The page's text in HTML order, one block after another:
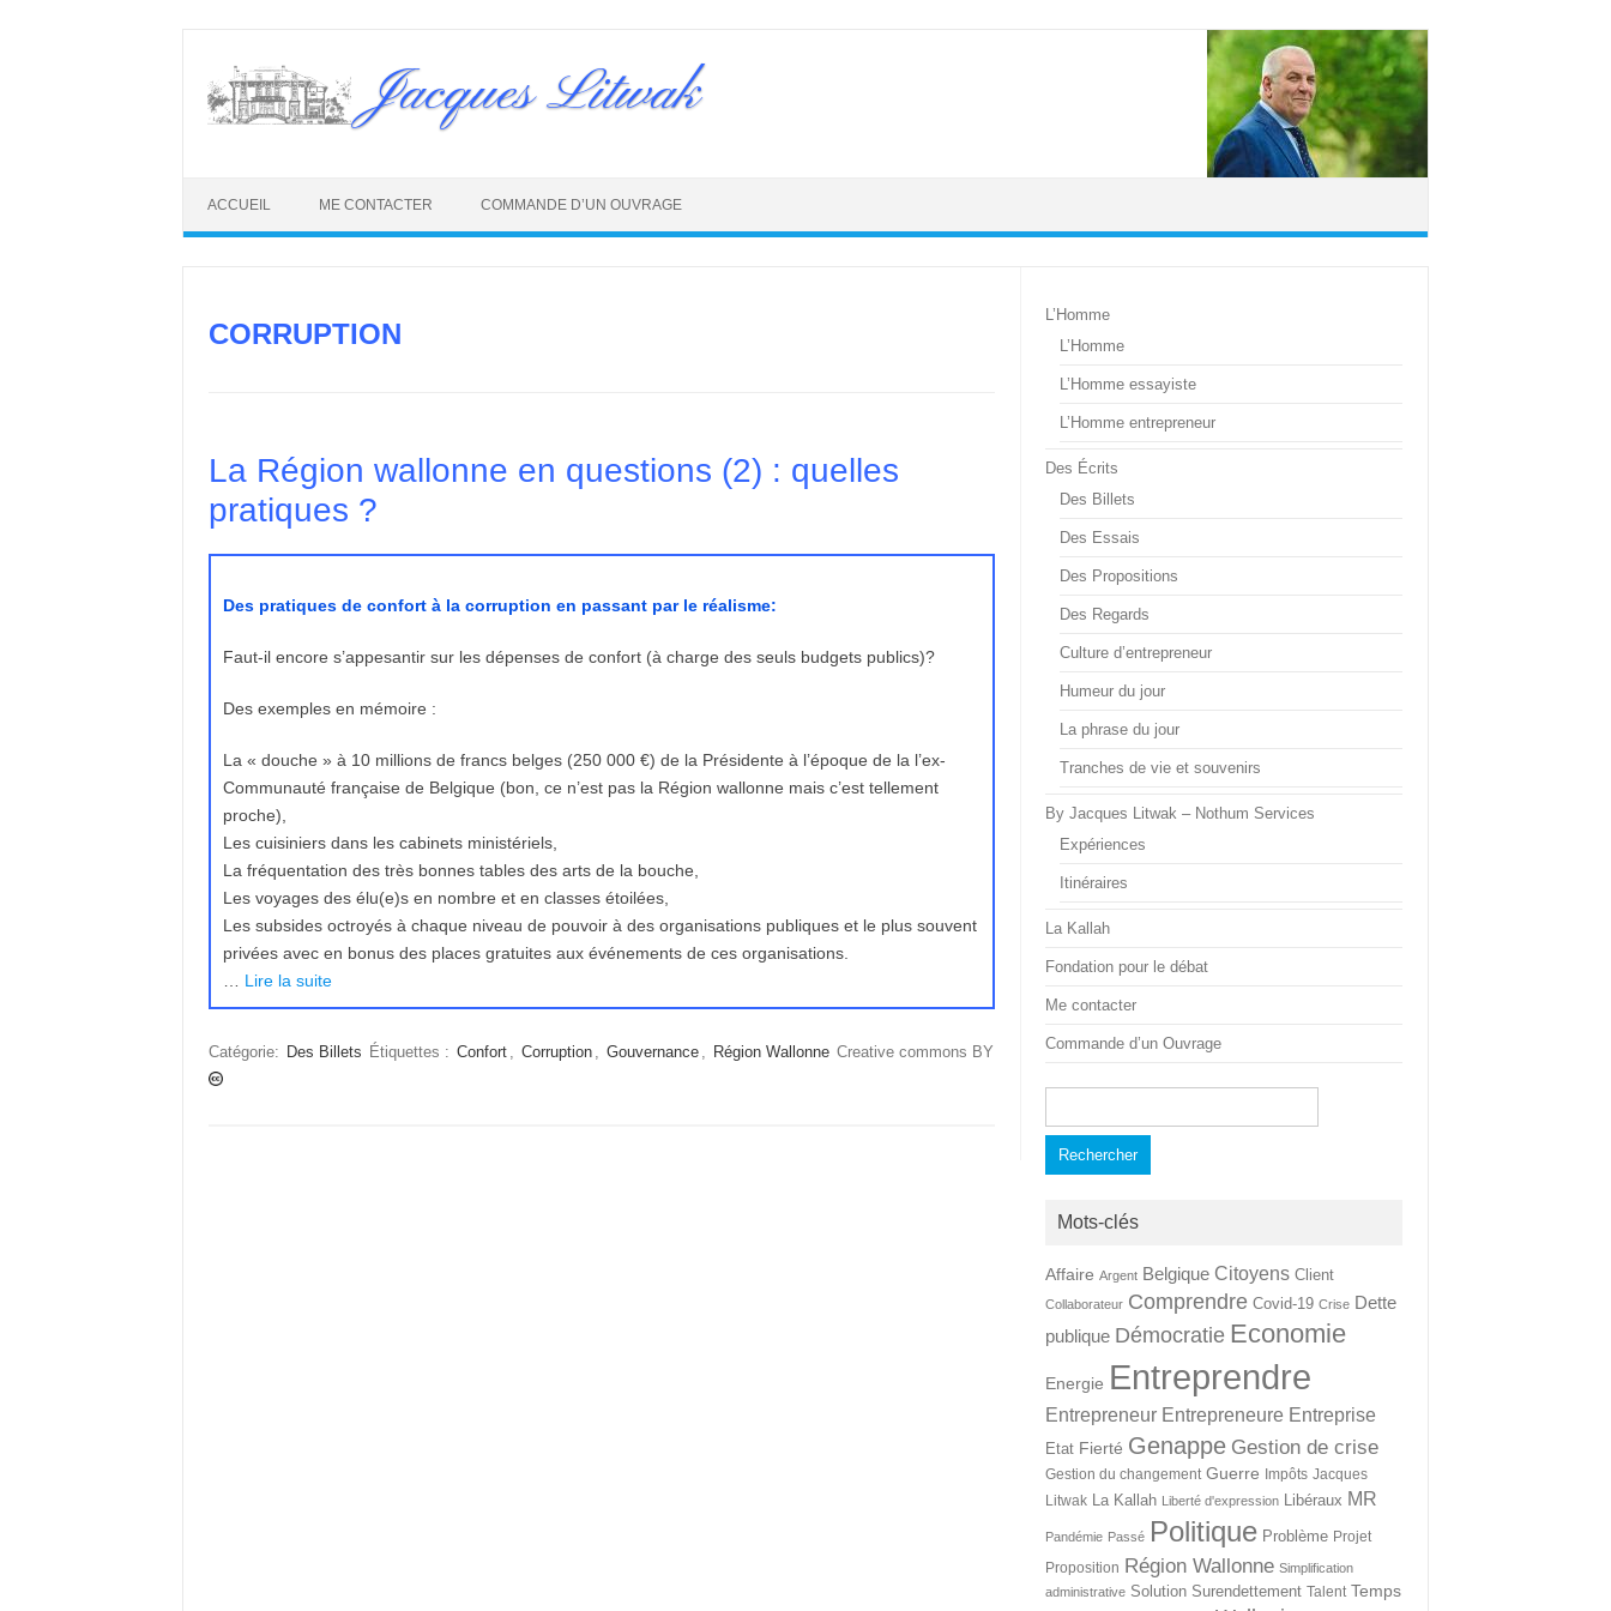
content
Jacques Litwak
ACCUEIL ME CONTACTER COMMANDE D’UN OUVRAGE
CORRUPTION
La Région wallonne en questions (2) : quelles
pratiques ?
Des pratiques de confort à la corruption en passant par le réalisme:
Faut-il encore s’appesantir sur les dépenses de confort (à charge des seuls budgets publics)?
Des exemples en mémoire :
La « douche » à 10 millions de francs belges (250 000 €) de la Présidente à l’époque de la l’ex-
Communauté française de Belgique (bon, ce n’est pas la Région wallonne mais c’est tellement
proche),
Les cuisiniers dans les cabinets ministériels,
La fréquentation des très bonnes tables des arts de la bouche,
Les voyages des élu(e)s en nombre et en classes étoilées,
Les subsides octroyés à chaque niveau de pouvoir à des organisations publiques et le plus souvent
privées avec en bonus des places gratuites aux événements de ces organisations.
Lire la suite
Catégorie: Des Billets Étiquettes : Confort , Corruption , Gouvernance , Région Wallonne Creative commons BY
L’Homme
L’Homme
L’Homme essayiste
L’Homme entrepreneur
Des Écrits
Des Billets
Des Essais
Des Propositions
Des Regards
Culture d’entrepreneur
Humeur du jour
La phrase du jour
Tranches de vie et souvenirs
By Jacques Litwak – Nothum Services
Expériences
Itinéraires
La Kallah
Fondation pour le débat
Me contacter
Commande d’un Ouvrage
Mots-clés
Affaire Argent Belgique Citoyens Client
Collaborateur Comprendre Covid-19 Crise Dette
publique Démocratie Economie
Energie Entreprendre
Entrepreneur Entrepreneure Entreprise
Etat Fierté Genappe Gestion de crise
Gestion du changement Guerre Impôts Jacques
Litwak La Kallah Liberté d'expression Libéraux MR
Pandémie Passé Politique Problème Projet
Proposition Région Wallonne Simplification
administrative Solution Surendettement Talent Temps